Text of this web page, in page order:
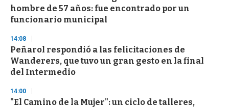
hombre de 57 años: fue encontrado por un
funcionario municipal
14:08
Peñarol respondió a las felicitaciones de
Wanderers, que tuvo un gran gesto en la final
del Intermedio
14:00
"El Camino de la Mujer": un ciclo de talleres,